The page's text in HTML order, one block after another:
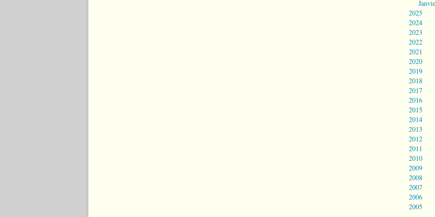
2025
2024
2023
2022
2021
2020
2019
2018
2017
2016
2015
2014
2013
2012
2011
2010
2009
2008
2007
2006
2005